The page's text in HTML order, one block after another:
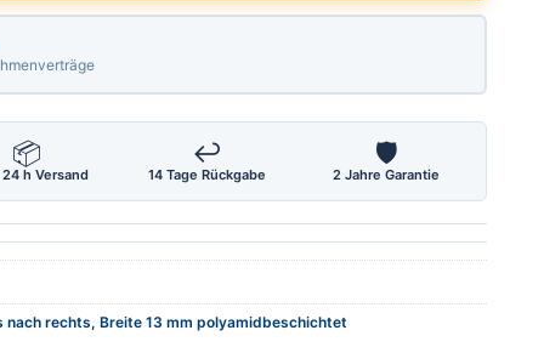
📦
24 h Versand
↩
14 Tage Rückgabe
🛡
2 Jahre Garantie
nach rechts, Breite 13 mm polyamidbeschichtet